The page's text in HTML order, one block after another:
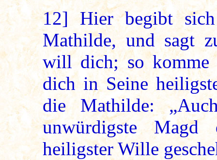
12] Hier begibt
Mathilde, und sagt
will dich; so komme
dich in Seine
die Mathilde:
unwürdigste
heiligster Wille